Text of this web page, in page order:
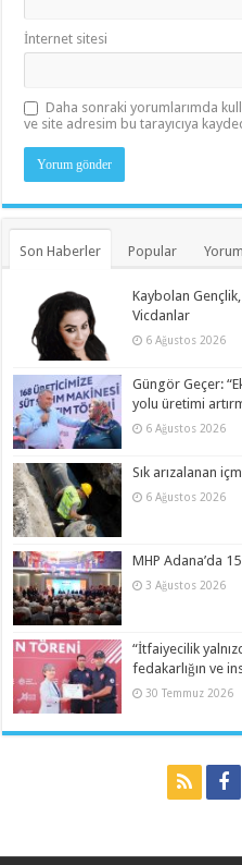
İnternet sitesi
Daha sonraki yorumlarımda
ve site adresim bu tarayıcıya
Son Haberler Popular
Kaybolan
Vicdanlar
6 Ağustos 2026
Güngör Geçer:
yolu üretimi
6 Ağustos 2026
Sık arızalanan
6 Ağustos 2026
MHP Adana’da
3 Ağustos 2026
“İtfaiyecilik
fedakarlığın ve
30 Temmuz 2026